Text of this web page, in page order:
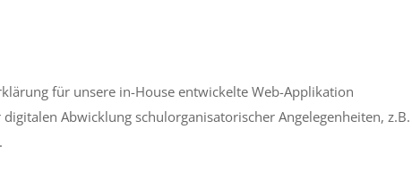
für unsere in-House entwickelte Web-Applikation
digitalen Abwicklung schulorganisatorischer Angelegenheiten, z.B.